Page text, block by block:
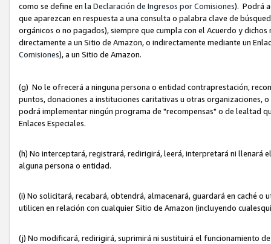
como se define en la Declaración de Ingresos por Comisiones). Podrá
que aparezcan en respuesta a una consulta o palabra clave de
orgánicos o no pagados), siempre que cumpla con el Acuerdo y
directamente a un Sitio de Amazon, o indirectamente mediante un
Comisiones), a un Sitio de Amazon.
(g) No le ofrecerá a ninguna persona o entidad contraprestación,
puntos, donaciones a instituciones caritativas u otras organizaciones,
podrá implementar ningún programa de "recompensas" o de lealtad
Enlaces Especiales.
(h) No interceptará, registrará, redirigirá, leerá, interpretará ni
alguna persona o entidad.
(i) No solicitará, recabará, obtendrá, almacenará, guardará en caché
utilicen en relación con cualquier Sitio de Amazon (incluyendo
(j) No modificará, redirigirá, suprimirá ni sustituirá el funcionamiento